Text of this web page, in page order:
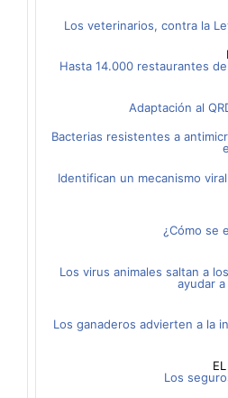
Los veterinarios, contra la
Hasta 14.000 restaurantes
Adaptación al
Bacterias resistentes a
Identifican un mecanismo
¿Cómo se
Los virus animales saltan a
ayudar
Los ganaderos advierten a la
Los